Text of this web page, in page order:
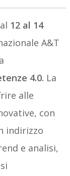
12 al 14
A&T
4.0. La
alle
con
indirizzo
e analisi,